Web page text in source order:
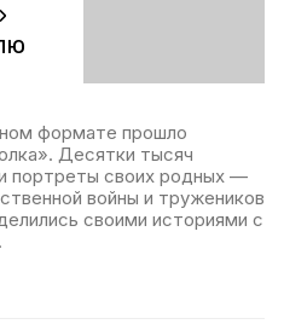
формате прошло
Десятки тысяч
портреты своих родных —
войны и тружеников
своими историями с